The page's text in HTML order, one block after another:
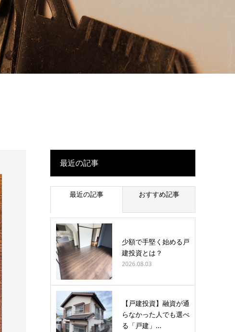
最近の記事
最近の記事 おすすめ記事
少額で手堅く始める戸
建投資とは？
2026.08.03
【戸建投資】融資が通
らなかった人でも選べ
る「戸建」...